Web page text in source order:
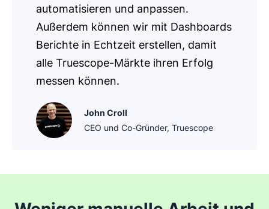
automatisieren und anpassen.
Außerdem können wir mit Dashboards
Berichte in Echtzeit erstellen, damit
alle Truescope-Märkte ihren Erfolg
messen können.
John Croll
CEO und Co-Gründer, Truescope